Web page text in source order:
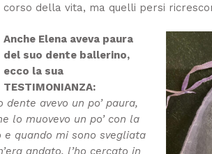
corso della vita, ma quelli persi
Anche Elena aveva paura
del suo dente ballerino,
ecco la sua
TESTIMONIANZA:
avevo un po’ paura,
lo muovevo un po’ con la
quando mi sono svegliata
andato, l’ho cercato in